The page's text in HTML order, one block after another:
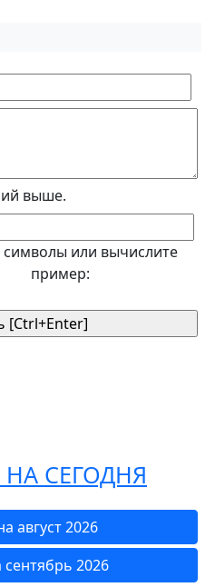
выше.
символы или вычислите
пример:
СЕГОДНЯ
август 2026
сентябрь 2026